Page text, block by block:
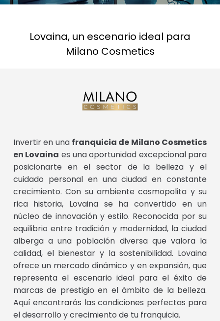
Lovaina, un escenario ideal para
Milano Cosmetics
Invertir en una franquicia de Milano Cosmetics
en Lovaina es una oportunidad excepcional para
posicionarte en el sector de la belleza y el
cuidado personal en una ciudad en constante
crecimiento. Con su ambiente cosmopolita y su
rica historia, Lovaina se ha convertido en un
núcleo de innovación y estilo. Reconocida por su
equilibrio entre tradición y modernidad, la ciudad
alberga a una población diversa que valora la
calidad, el bienestar y la sostenibilidad. Lovaina
ofrece un mercado dinámico y en expansión, que
representa el escenario ideal para el éxito de
marcas de prestigio en el ámbito de la belleza.
Aquí encontrarás las condiciones perfectas para
el desarrollo y crecimiento de tu franquicia.